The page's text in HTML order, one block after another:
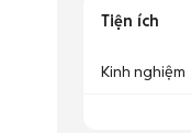
Tiện ích
Kinh nghiệm